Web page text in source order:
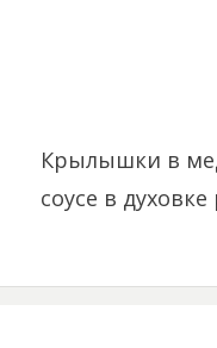
Крылышки в
соусе в